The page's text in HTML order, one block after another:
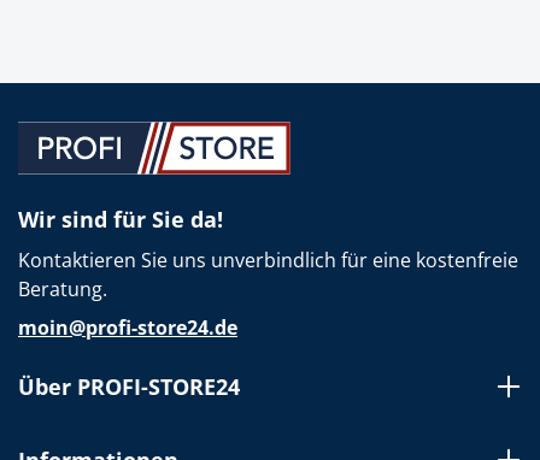
Wir sind für Sie da!
Kontaktieren Sie uns unverbindlich für eine kostenfreie
Beratung.
moin@profi-store24.de
Über PROFI-STORE24